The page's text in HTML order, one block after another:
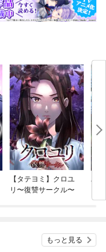
【タテヨミ】クロユ
リ〜復讐サークル〜
バ
今
もっと見る